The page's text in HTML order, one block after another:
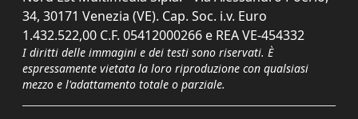
34, 30171 Venezia (VE). Cap. Soc. i.v. Euro
1.432.522,00 C.F. 05412000266 e REA VE-454332
I diritti delle immagini e dei testi sono riservati. È
espressamente vietata la loro riproduzione con qualsiasi
mezzo e l'adattamento totale o parziale.